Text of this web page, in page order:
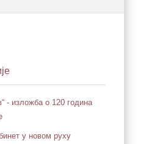
- изложба о 120 година
у новом руху